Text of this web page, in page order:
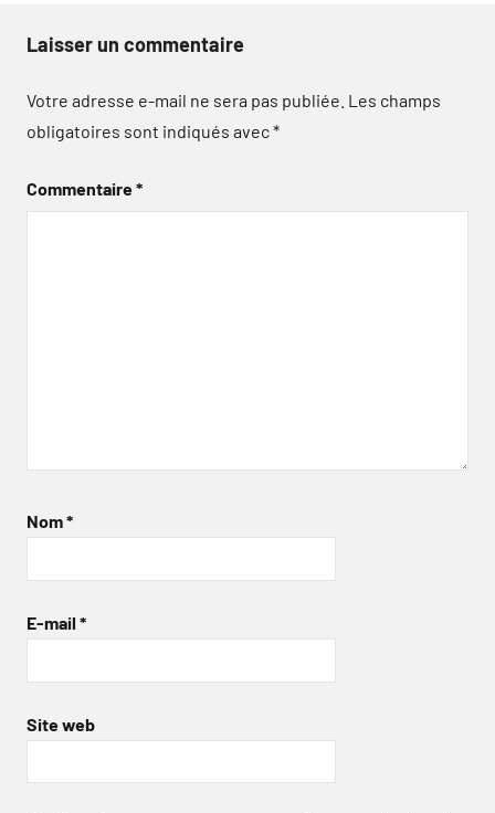
Laisser un commentaire
Votre adresse e-mail ne sera pas publiée. Les champs
obligatoires sont indiqués avec*
Commentaire*
Nom*
E-mail *
Site web